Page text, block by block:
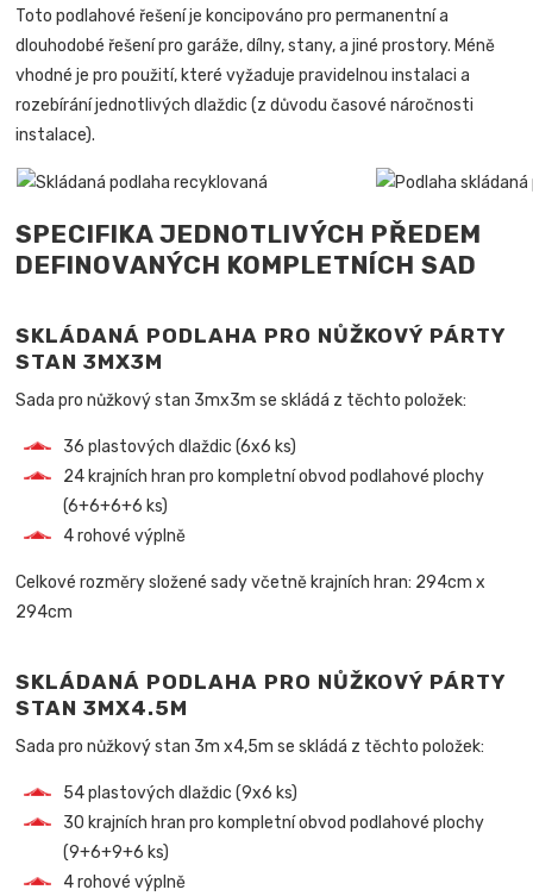
Toto podlahové řešení je koncipováno pro permanentní a
dlouhodobé řešení pro garáže, dílny, stany, a jiné prostory. Méně
vhodné je pro použití, které vyžaduje pravidelnou instalaci a
rozebírání jednotlivých dlaždic (z důvodu časové náročnosti
instalace).
SPECIFIKA JEDNOTLIVÝCH PŘEDEM
DEFINOVANÝCH KOMPLETNÍCH SAD
SKLÁDANÁ PODLAHA PRO NŮŽKOVÝ PÁRTY
STAN 3MX3M
Sada pro nůžkový stan 3mx3m se skládá z těchto položek:
36 plastových dlaždic (6x6 ks)
24 krajních hran pro kompletní obvod podlahové plochy
(6+6+6+6 ks)
4 rohové výplně
Celkové rozměry složené sady včetně krajních hran: 294cm x
294cm
SKLÁDANÁ PODLAHA PRO NŮŽKOVÝ PÁRTY
STAN 3MX4.5M
Sada pro nůžkový stan 3m x4,5m se skládá z těchto položek:
54 plastových dlaždic (9x6 ks)
30 krajních hran pro kompletní obvod podlahové plochy
(9+6+9+6 ks)
4 rohové výplně